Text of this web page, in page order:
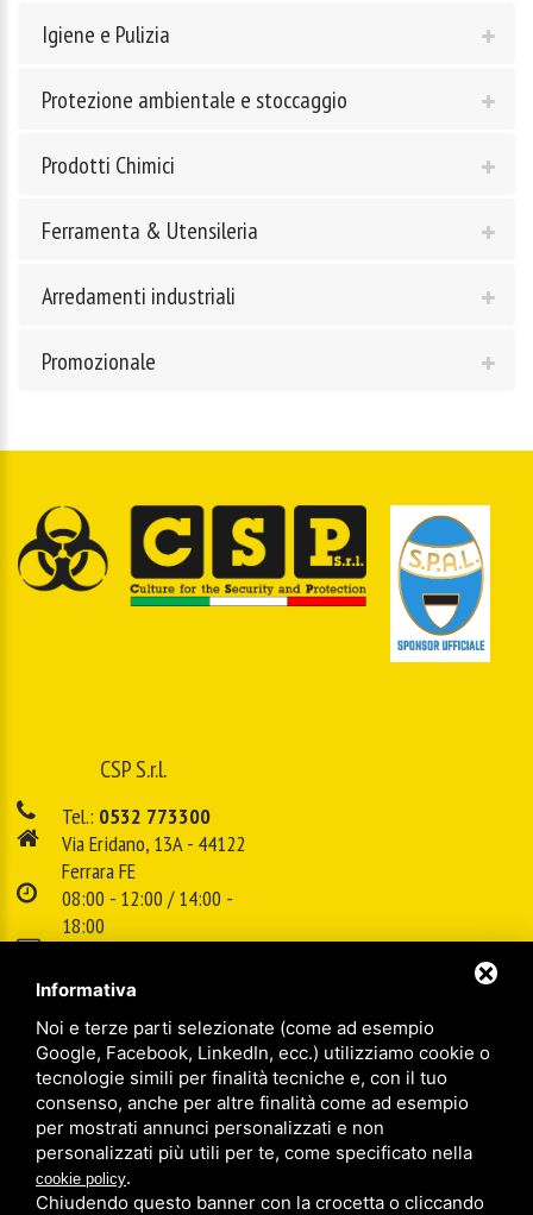
Igiene e Pulizia
Protezione ambientale e stoccaggio
Prodotti Chimici
Ferramenta & Utensileria
Arredamenti industriali
Promozionale
CSP S.r.l.
Tel.: 0532 773300
Via Eridano, 13A - 44122
Ferrara FE
08:00 - 12:00 / 14:00 -
18:00
info@cspsrl.biz
Sitemap / Privacy policy/Legal
Informativa
Noi e terze parti selezionate (come ad esempio
Google, Facebook, LinkedIn, ecc.) utilizziamo cookie o
tecnologie simili per finalità tecniche e, con il tuo
consenso, anche per altre finalità come ad esempio
per mostrati annunci personalizzati e non
personalizzati più utili per te, come specificato nella
cookie policy.
Chiudendo questo banner con la crocetta o cliccando